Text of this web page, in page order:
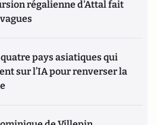
régalienne d'Attal fait
quatre pays asiatiques qui
sur l’IA pour renverser la